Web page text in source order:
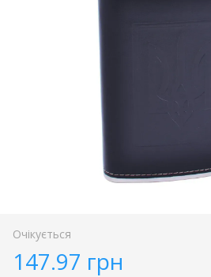
Очікується
147.97 грн